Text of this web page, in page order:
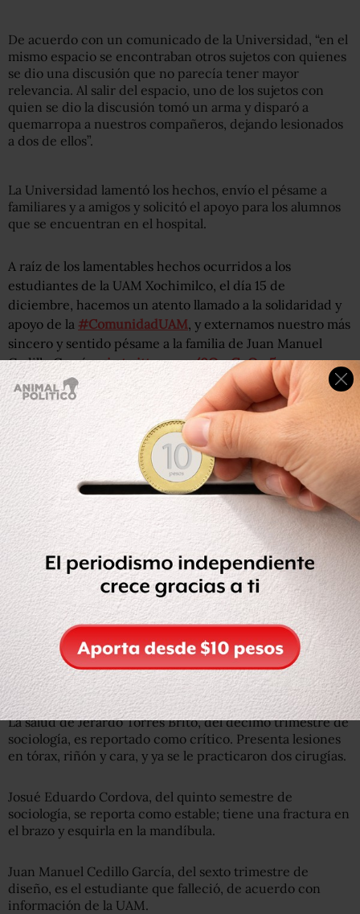
De acuerdo con un comunicado de la Universidad, “en el
mismo espacio se encontraban otros sujetos con quienes
se dio una discusión que no parecía tener mayor
relevancia. Al salir del espacio, uno de los sujetos con
quien se dio la discusión tomó un arma y disparó a
quemarropa a nuestros compañeros, dejando lesionados
a dos de ellos”.
La Universidad lamentó los hechos, envío el pésame a
familiares y a amigos y solicitó el apoyo para los alumnos
que se encuentran en el hospital.
A raíz de los lamentables hechos ocurridos a los
estudiantes de la UAM Xochimilco, el día 15 de
diciembre, hacemos un atento llamado a la solidaridad y
apoyo de la #ComunidadUAM, y externamos nuestro más
sincero y sentido pésame a la familia de Juan Manuel
Cedillo García.pic.twitter.com/0QxsGcQrs5
— UAM Cuajimalpa (@uamcuajimalpa)December 17, 2018
Lee:Estudiantes acusan intento de homicidio a joven de
CCH Naucalpan; UNAM no tiene registro de agresión
La salud de Jerardo Torres Brito, del décimo trimestre de
sociología, es reportado como crítico. Presenta lesiones
en tórax, riñón y cara, y ya se le practicaron dos cirugías.
Josué Eduardo Cordova, del quinto semestre de
sociología, se reporta como estable; tiene una fractura en
el brazo y esquirla en la mandíbula.
Juan Manuel Cedillo García, del sexto trimestre de
diseño, es el estudiante que falleció, de acuerdo con
información de la UAM.